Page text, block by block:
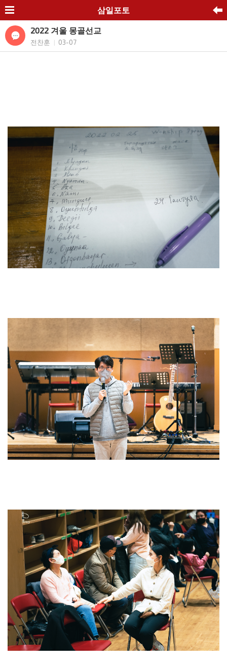
삼일포토
2022 겨울 몽골선교
전찬훈 03-07